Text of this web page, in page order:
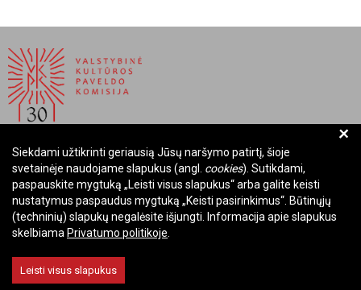
BIUDŽETINĖ ĮSTAIGA LIETUVOS RESPUBLIKOS
VALSTYBINĖ KULTŪROS PAVELDO KOMISIJA
Įmonės kodas: Juridinių asmenų registre 288700520
Adresas: Rūdninkų g. 13, 01135 Vilnius
El. paštas: komisija@vkpk.lt
+
Siekdami užtikrinti geriausią Jūsų naršymo patirtį, šioje
svetainėje naudojame slapukus (angl. cookies). Sutikdami,
paspauskite mygtuką „Leisti visus slapukus“ arba galite keisti
nustatymus paspaudus mygtuką „Keisti pasirinkimus“. Būtinųjų
(techninių) slapukų negalėsite išjungti. Informacija apie slapukus
skelbiama Privatumo politikoje
Leisti visus slapukus